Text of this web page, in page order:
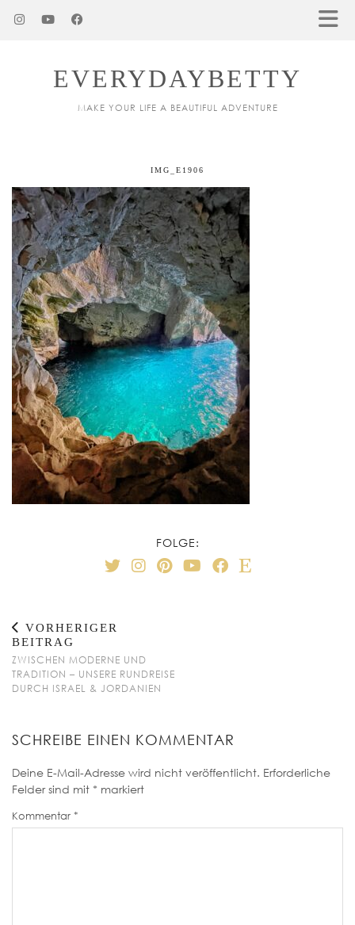
EVERYDAYBETTY
MAKE YOUR LIFE A BEAUTIFUL ADVENTURE
IMG_E1906
FOLGE:
VORHERIGER
BEITRAG
ZWISCHEN MODERNE UND
TRADITION – UNSERE RUNDREISE
DURCH ISRAEL & JORDANIEN
SCHREIBE EINEN KOMMENTAR
Deine E-Mail-Adresse wird nicht veröffentlicht. Erforderliche
Felder sind mit * markiert
Kommentar *